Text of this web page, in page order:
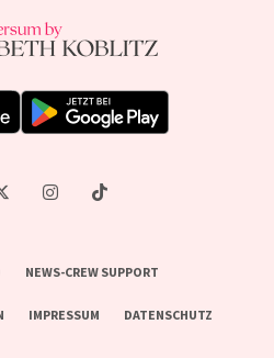
NEWS-CREW SUPPORT
IMPRESSUM DATENSCHUTZ